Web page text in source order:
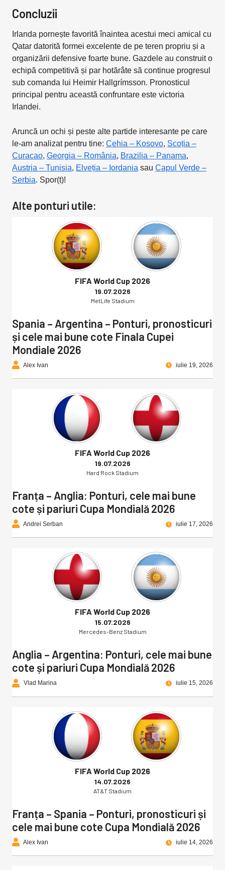
Concluzii
Irlanda pornește favorită înaintea acestui meci amical cu
Qatar datorită formei excelente de pe teren propriu și a
organizării defensive foarte bune. Gazdele au construit o
echipă competitivă și par hotărâte să continue progresul
sub comanda lui Heimir Hallgrímsson. Pronosticul
principal pentru această confruntare este victoria
Irlandei.
Aruncă un ochi și peste alte partide interesante pe care
le-am analizat pentru tine: Cehia – Kosovo, Scoția –
Curacao, Georgia – România, Brazilia – Panama,
Austria – Tunisia, Elveția – Iordania sau Capul Verde –
Serbia. Spor(t)!
Alte ponturi utile:
FIFA World Cup 2026
19.07.2026
MetLife Stadium
Spania – Argentina – Ponturi, pronosticuri
și cele mai bune cote Finala Cupei
Mondiale 2026
Alex Ivan iulie 19, 2026
FIFA World Cup 2026
19.07.2026
Hard Rock Stadium
Franța – Anglia: Ponturi, cele mai bune
cote și pariuri Cupa Mondială 2026
Andrei Serban iulie 17, 2026
FIFA World Cup 2026
15.07.2026
Mercedes-Benz Stadium
Anglia – Argentina: Ponturi, cele mai bune
cote și pariuri Cupa Mondială 2026
Vlad Marina iulie 15, 2026
FIFA World Cup 2026
14.07.2026
AT&T Stadium
Franța – Spania – Ponturi, pronosticuri și
cele mai bune cote Cupa Mondială 2026
Alex Ivan iulie 14, 2026